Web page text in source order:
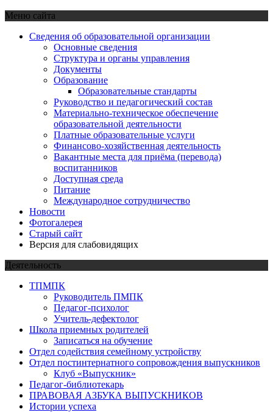
Меню сайта
Сведения об образовательной организации
Основные сведения
Структура и органы управления
Документы
Образование
Образовательные стандарты
Руководство и педагогический состав
Материально-техническое обеспечение
образовательной деятельности
Платные образовательные услуги
Финансово-хозяйственная деятельность
Вакантные места для приёма (перевода)
воспитанников
Доступная среда
Питание
Международное сотрудничество
Новости
Фотогалерея
Старый сайт
Версия для слабовидящих
Деятельность
ТПМПК
Руководитель ПМПК
Педагог-психолог
Учитель-дефектолог
Школа приемных родителей
Записаться на обучение
Отдел содействия семейному устройству
Отдел постинтернатного сопровождения выпускников
Клуб «Выпускник»
Педагог-библиотекарь
ПРАВОВАЯ АЗБУКА ВЫПУСКНИКОВ
Истории успеха